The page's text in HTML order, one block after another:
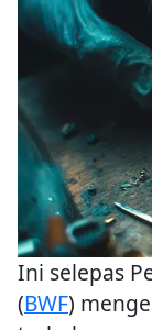
Ini selepas
(BWF)